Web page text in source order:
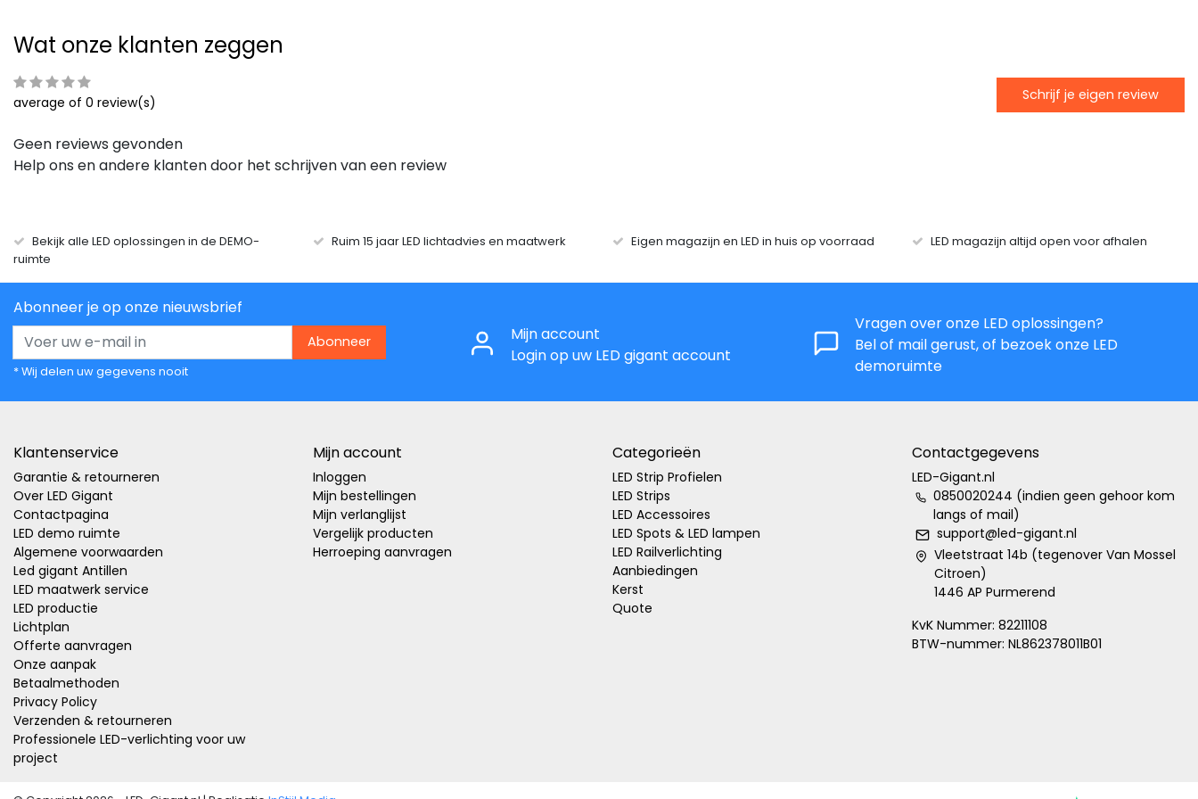
Wat onze klanten zeggen
average of 0 review(s) Schrijf je eigen review
Geen reviews gevonden
Help ons en andere klanten door het schrijven van een review
Bekijk alle LED oplossingen in de DEMO-
ruimte
Ruim 15 jaar LED lichtadvies en maatwerk Eigen magazijn en LED in huis op voorraad LED magazijn altijd open voor afhalen
Abonneer je op onze nieuwsbrief
Abonneer
* Wij delen uw gegevens nooit
Mijn account
Login op uw LED gigant account
Vragen over onze LED oplossingen?
Bel of mail gerust, of bezoek onze LED
demoruimte
Klantenservice
Garantie & retourneren
Over LED Gigant
Contactpagina
LED demo ruimte
Algemene voorwaarden
Led gigant Antillen
LED maatwerk service
LED productie
Lichtplan
Offerte aanvragen
Onze aanpak
Betaalmethoden
Privacy Policy
Verzenden & retourneren
Professionele LED-verlichting voor uw
project
Mijn account
Inloggen
Mijn bestellingen
Mijn verlanglijst
Vergelijk producten
Herroeping aanvragen
Categorieën
LED Strip Profielen
LED Strips
LED Accessoires
LED Spots & LED lampen
LED Railverlichting
Aanbiedingen
Kerst
Quote
Contactgegevens
LED-Gigant.nl
0850020244 (indien geen gehoor kom
langs of mail)
support@led-gigant.nl
Vleetstraat 14b (tegenover Van Mossel
Citroen)
1446 AP Purmerend
KvK Nummer: 82211108
BTW-nummer: NL862378011B01